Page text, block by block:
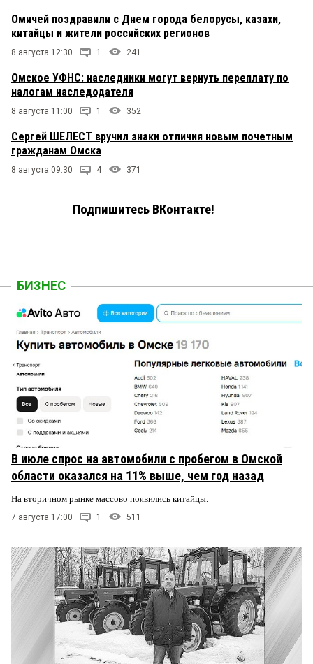
Омичей поздравили с Днем города белорусы, казахи,
китайцы и жители российских регионов
8 августа 12:30 1 241
Омское УФНС: наследники могут вернуть переплату по
налогам наследодателя
8 августа 11:00 1 352
Сергей ШЕЛЕСТ вручил знаки отличия новым почетным
гражданам Омска
8 августа 09:30 4 371
Подпишитесь ВКонтакте!
БИЗНЕС
В июле спрос на автомобили с пробегом в Омской
области оказался на 11% выше, чем год назад
На вторичном рынке массово появились китайцы.
7 августа 17:00 1 511